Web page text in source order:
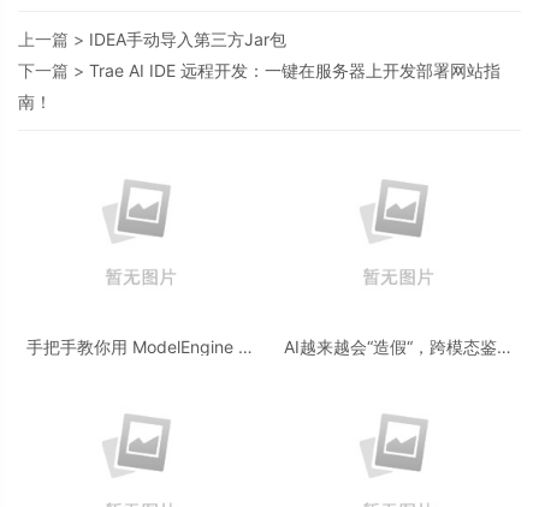
上一篇 > IDEA手动导入第三方Jar包
下一篇 > Trae AI IDE 远程开发：一键在服务器上开发部署网站指
南！
手把手教你用 ModelEngine 打
AI越来越会“造假“，跨模态鉴伪